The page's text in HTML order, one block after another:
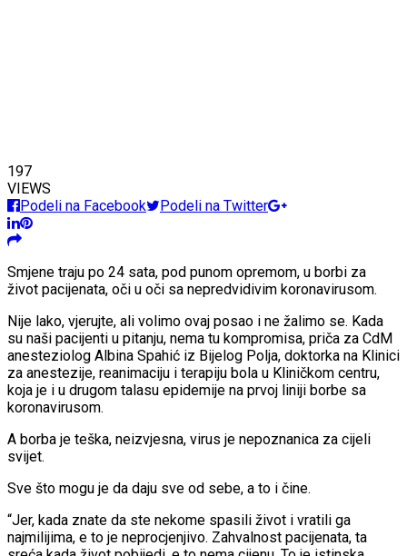
197
VIEWS
Podeli na Facebook
Podeli na Twitter
Smjene traju po 24 sata, pod punom opremom, u borbi za
život pacijenata, oči u oči sa nepredvidivim koronavirusom.
Nije lako, vjerujte, ali volimo ovaj posao i ne žalimo se. Kada
su naši pacijenti u pitanju, nema tu kompromisa, priča za CdM
anesteziolog Albina Spahić iz Bijelog Polja, doktorka na Klinici
za anestezije, reanimaciju i terapiju bola u Kliničkom centru,
koja je i u drugom talasu epidemije na prvoj liniji borbe sa
koronavirusom.
A borba je teška, neizvjesna, virus je nepoznanica za cijeli
svijet.
Sve što mogu je da daju sve od sebe, a to i čine.
“Jer, kada znate da ste nekome spasili život i vratili ga
najmilijima, e to je neprocjenjivo. Zahvalnost pacijenata, ta